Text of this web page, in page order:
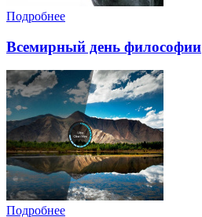
Подробнее
Всемирный день философии
Подробнее